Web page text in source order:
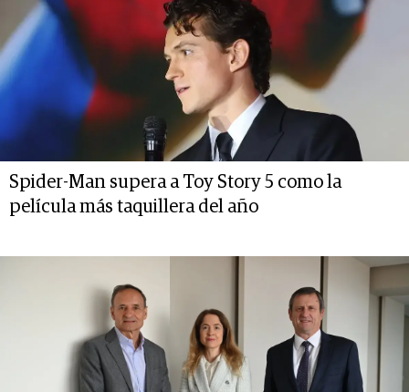
Spider-Man supera a Toy Story 5 como la
película más taquillera del año